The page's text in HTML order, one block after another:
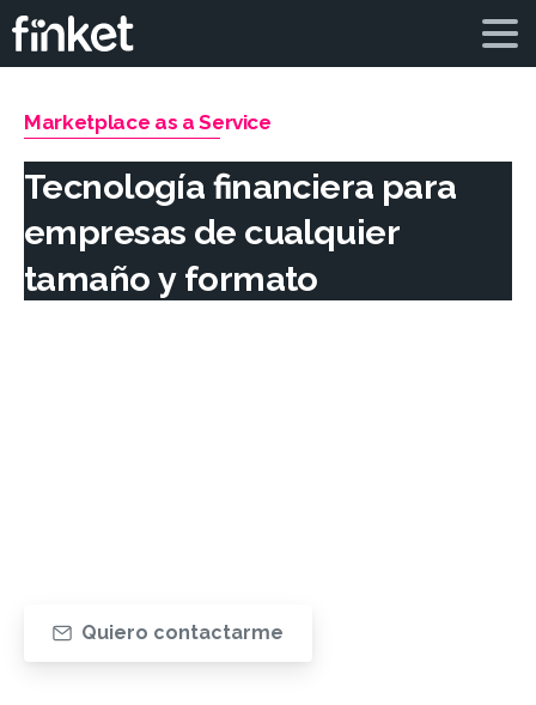
Marketplace as a Service
Tecnología financiera para
empresas de cualquier
tamaño y formato
Quiero contactarme